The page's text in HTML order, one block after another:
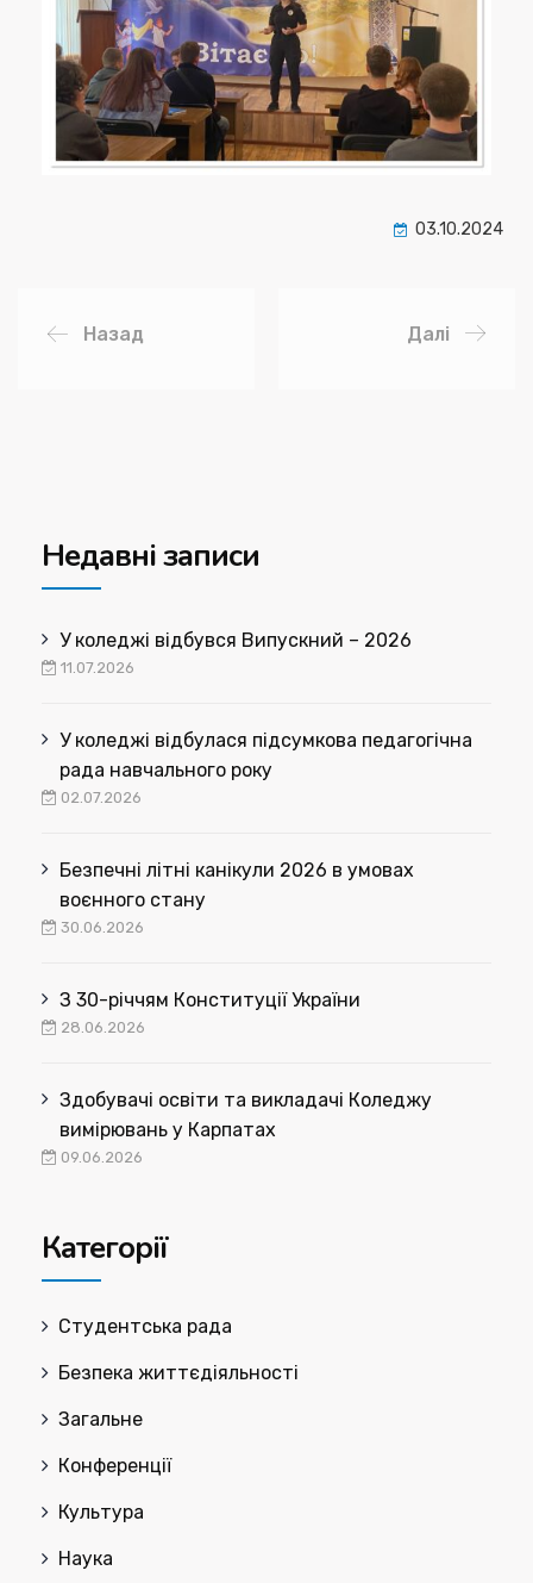
03.10.2024
Назад Далі
Недавні записи
У коледжі відбувся Випускний – 2026
11.07.2026
У коледжі відбулася підсумкова педагогічна
рада навчального року
02.07.2026
Безпечні літні канікули 2026 в умовах
воєнного стану
30.06.2026
З 30-річчям Конституції України
28.06.2026
Здобувачі освіти та викладачі Коледжу
вимірювань у Карпатах
09.06.2026
Категорії
Cтудентська рада
Безпека життєдіяльності
Загальне
Конференції
Культура
Наука